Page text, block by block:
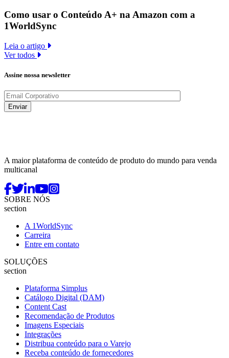
Como usar o Conteúdo A+ na Amazon com a
1WorldSync
Leia o artigo
Ver todos
Assine nossa newsletter
A maior plataforma de conteúdo de produto do mundo para venda
multicanal
SOBRE NÓS
section
A 1WorldSync
Carreira
Entre em contato
SOLUÇÕES
section
Plataforma Simplus
Catálogo Digital (DAM)
Content Cast
Recomendação de Produtos
Imagens Especiais
Integrações
Distribua conteúdo para o Varejo
Receba conteúdo de fornecedores